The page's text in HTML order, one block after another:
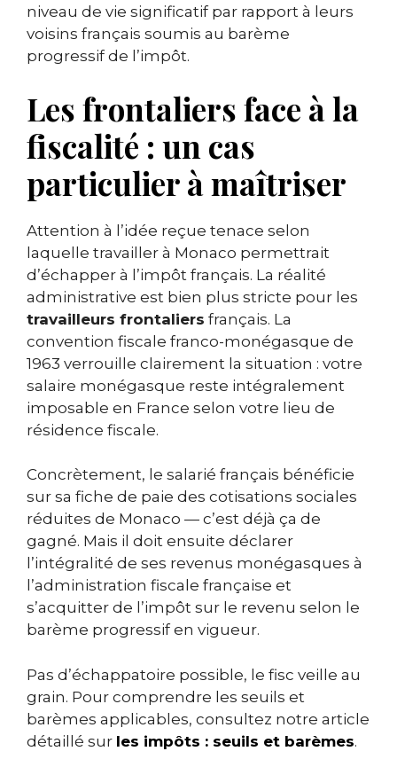
niveau de vie significatif par rapport à leurs
voisins français soumis au barème
progressif de l’impôt.
Les frontaliers face à la
fiscalité : un cas
particulier à maîtriser
Attention à l’idée reçue tenace selon
laquelle travailler à Monaco permettrait
d’échapper à l’impôt français. La réalité
administrative est bien plus stricte pour les
travailleurs frontaliers français. La
convention fiscale franco-monégasque de
1963 verrouille clairement la situation : votre
salaire monégasque reste intégralement
imposable en France selon votre lieu de
résidence fiscale.
Concrètement, le salarié français bénéficie
sur sa fiche de paie des cotisations sociales
réduites de Monaco — c’est déjà ça de
gagné. Mais il doit ensuite déclarer
l’intégralité de ses revenus monégasques à
l’administration fiscale française et
s’acquitter de l’impôt sur le revenu selon le
barème progressif en vigueur.
Pas d’échappatoire possible, le fisc veille au
grain. Pour comprendre les seuils et
barèmes applicables, consultez notre article
détaillé sur les impôts : seuils et barèmes.